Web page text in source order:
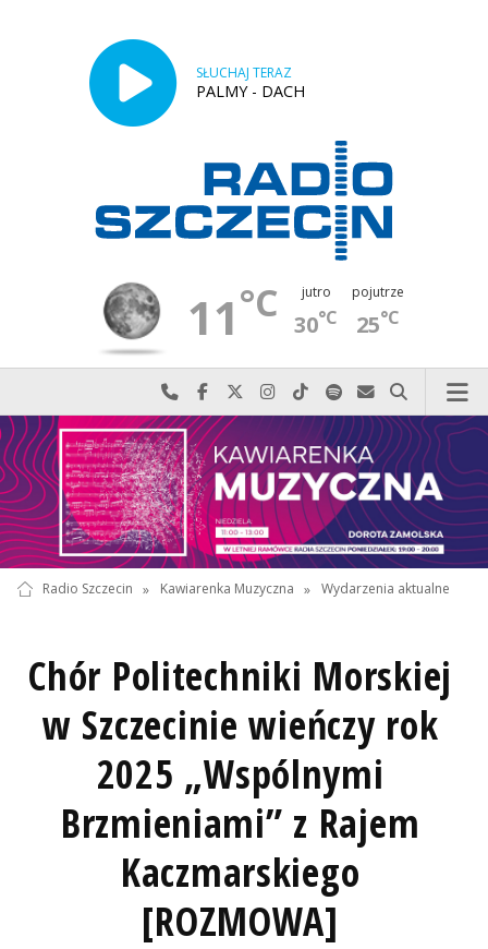
SŁUCHAJ TERAZ
PALMY - DACH
11°C jutro
30°C
pojutrze
25°C
Najlepiej po prostu do nas zadzwoń
Odwiedź nas na Facebook-u
Odwiedź nas na X
Odwiedź nas na Instagram-ie
Odwiedź nas na TikTok-u
Szukaj nas na Spotify
Wyślij do nas
Szukaj
Radio Szczecin » Kawiarenka Muzyczna » Wydarzenia aktualne
Chór Politechniki Morskiej
w Szczecinie wieńczy rok
2025 „Wspólnymi
Brzmieniami” z Rajem
Kaczmarskiego
[ROZMOWA]